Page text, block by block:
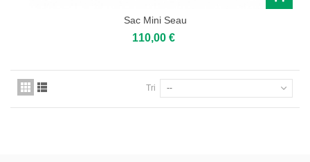
Sac Mini Seau
110,00 €
Tri --